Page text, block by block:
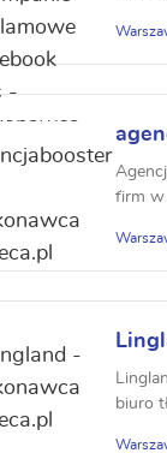
firm w
biuro